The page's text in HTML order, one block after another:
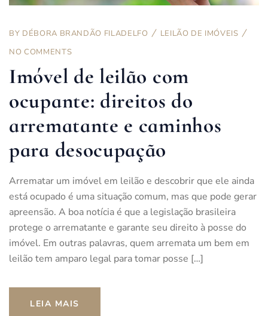
BY DÉBORA BRANDÃO FILADELFO
LEILÃO DE IMÓVEIS
NO COMMENTS
Imóvel de leilão com
ocupante: direitos do
arrematante e caminhos
para desocupação
Arrematar um imóvel em leilão e descobrir que ele ainda
está ocupado é uma situação comum, mas que pode gerar
apreensão. A boa notícia é que a legislação brasileira
protege o arrematante e garante seu direito à posse do
imóvel. Em outras palavras, quem arremata um bem em
leilão tem amparo legal para tomar posse […]
LEIA MAIS